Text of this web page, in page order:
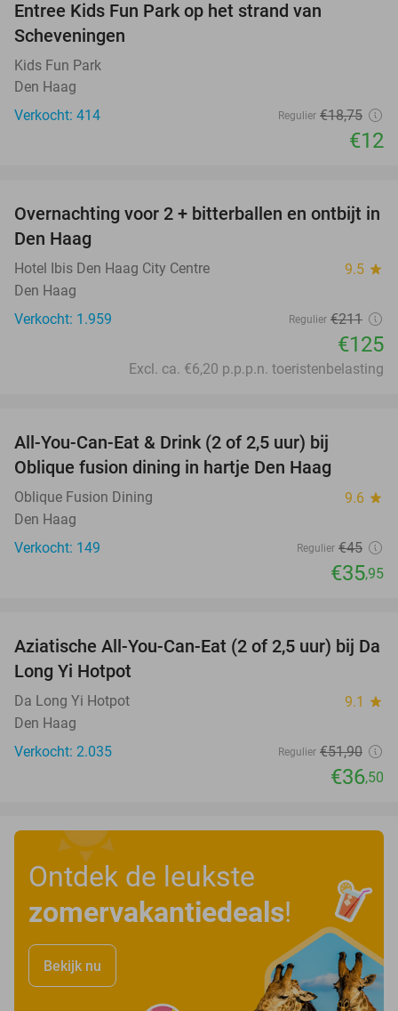
Entree Kids Fun Park op het strand van
Scheveningen
Kids Fun Park
Den Haag
Verkocht: 414
Regulier €18,75
€12
41%
Overnachting voor 2 + bitterballen en ontbijt in
Den Haag
Hotel Ibis Den Haag City Centre 9.5 star
Den Haag
Verkocht: 1.959
Regulier €211
€125
Excl. ca. €6,20 p.p.p.n. toeristenbelasting
All-You-Can-Eat & Drink (2 of 2,5 uur) bij
Oblique fusion dining in hartje Den Haag
Oblique Fusion Dining 9.6 star
Den Haag
Verkocht: 149
Regulier €45
€35,95
30%
Aziatische All-You-Can-Eat (2 of 2,5 uur) bij Da
Long Yi Hotpot
Da Long Yi Hotpot 9.1 star
Den Haag
Verkocht: 2.035
Regulier €51,90
€36,50
Ontdek de leukste
zomervakantiedeals!
Bekijk nu